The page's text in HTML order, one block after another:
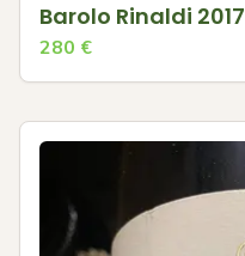
Barolo Rinaldi 2017
280 €